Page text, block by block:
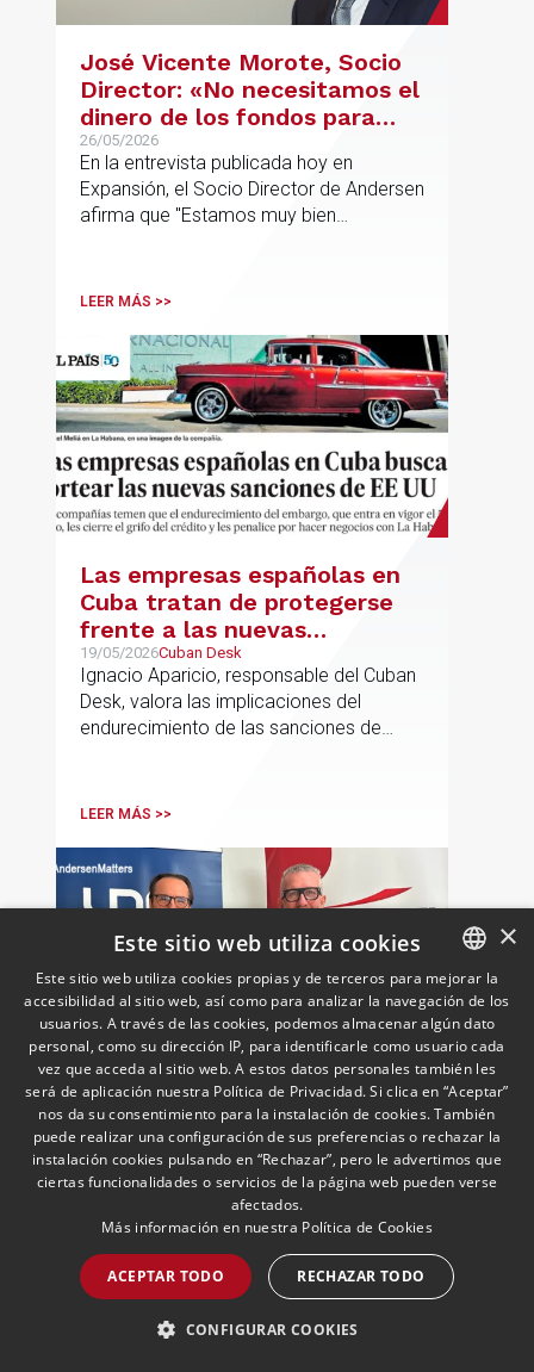
José Vicente Morote, Socio
Director: «No necesitamos el
dinero de los fondos para
desarrollar nuestro
proyecto»
26/05/2026
En la entrevista publicada hoy en
Expansión, el Socio Director de Andersen
afirma que "Estamos muy bien
tenemos y ese es el modelo que vamos
LEER MÁS >>
Las empresas españolas en
Cuba tratan de protegerse
frente a las nuevas
sanciones millonarias que
prepara Estados Unidos
19/05/2026Cuban Desk
Ignacio Aparicio, responsable del Cuban
Desk, valora las implicaciones del
endurecimiento de las sanciones de
LEER MÁS >>
UNO incorpora a Andersen
como socio colaborador para
reforzar el asesoramiento
jurídico y fiscal del sector
logístico
18/05/2026Laboral, Fiscal, Público y Regulatorio,
Transporte, Movilidad & Logística
El presidente de UNO Logística,
Francisco Aranda, y el socio director de
han rubricado un acuerdo de
colaboración con el que ambas
entidades trabajarán para ayudar a las
empresas logísticas a anticipar y
LEER MÁS >>
SPANISH
ENGLISH
PORTUGUESE
×
Este sitio web utiliza cookies
Este sitio web utiliza cookies propias y de terceros para mejorar la
accesibilidad al sitio web, así como para analizar la navegación de los
usuarios. A través de las cookies, podemos almacenar algún dato
personal, como su dirección IP, para identificarle como usuario cada
vez que acceda al sitio web. A estos datos personales también les
será de aplicación nuestra Política de Privacidad. Si clica en “Aceptar”
nos da su consentimiento para la instalación de cookies. También
puede realizar una configuración de sus preferencias o rechazar la
instalación cookies pulsando en “Rechazar”, pero le advertimos que
ciertas funcionalidades o servicios de la página web pueden verse
afectados.
Más información en nuestra Política de Cookies
ACEPTAR TODO RECHAZAR TODO
CONFIGURAR COOKIES